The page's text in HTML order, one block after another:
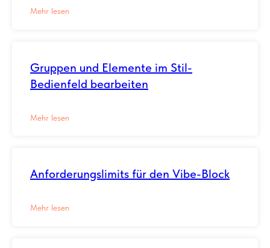
Mehr lesen
Gruppen und Elemente im Stil-
Bedienfeld bearbeiten
Mehr lesen
Anforderungslimits für den Vibe-Block
Mehr lesen